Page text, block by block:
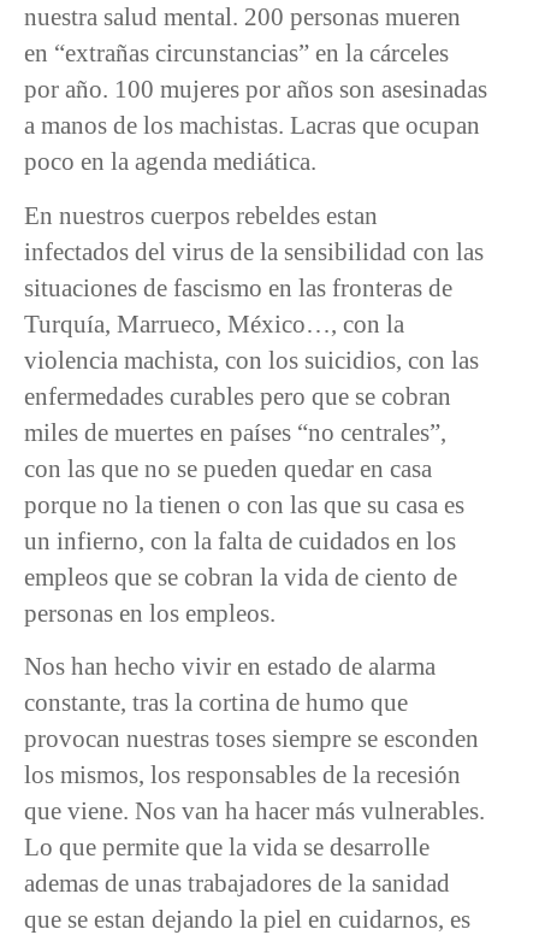
nuestra salud mental. 200 personas mueren
en “extrañas circunstancias” en la cárceles
por año. 100 mujeres por años son asesinadas
a manos de los machistas. Lacras que ocupan
poco en la agenda mediática.
En nuestros cuerpos rebeldes estan
infectados del virus de la sensibilidad con las
situaciones de fascismo en las fronteras de
Turquía, Marrueco, México…, con la
violencia machista, con los suicidios, con las
enfermedades curables pero que se cobran
miles de muertes en países “no centrales”,
con las que no se pueden quedar en casa
porque no la tienen o con las que su casa es
un infierno, con la falta de cuidados en los
empleos que se cobran la vida de ciento de
personas en los empleos.
Nos han hecho vivir en estado de alarma
constante, tras la cortina de humo que
provocan nuestras toses siempre se esconden
los mismos, los responsables de la recesión
que viene. Nos van ha hacer más vulnerables.
Lo que permite que la vida se desarrolle
ademas de unas trabajadores de la sanidad
que se estan dejando la piel en cuidarnos, es